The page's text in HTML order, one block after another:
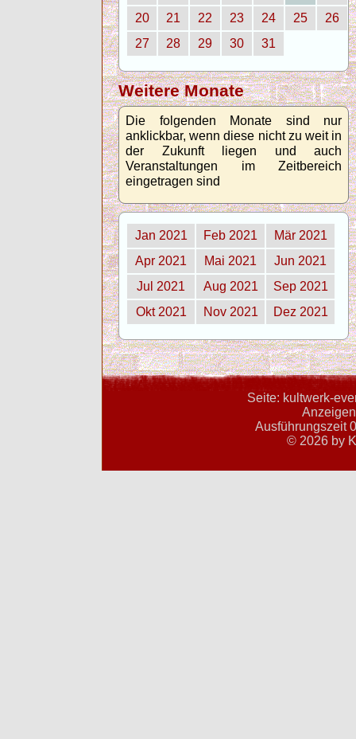
20
21 22 23 24 25
26
27
28 29 30 31
Weitere Monate
Die folgenden Monate sind nur
anklickbar, wenn diese nicht zu weit in
der Zukunft liegen und auch
Veranstaltungen im Zeitbereich
eingetragen sind
Jan 2021 Feb 2021
Mär 2021
Apr 2021
Mai 2021
Jun 2021
Jul 2021
Aug 2021
Sep 2021
Okt 2021
Nov 2021 Dez 2021
Seite: kultwerk-
Ausführungszeit
© 2026 by